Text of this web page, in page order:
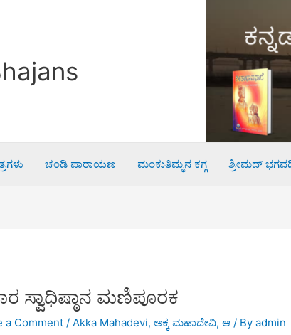
ಚಂಡಿ ಪಾರಾಯಣ ಮಂಕುತಿಮ್ಮನ ಕಗ್ಗ ಶ್ರೀಮದ್
ಸ್ವಾಧಿಷ್ಠಾನ ಮಣಿಪೂರಕ
a Comment /Akka Mahadevi,ಅಕ್ಕ ಮಹಾದೇವಿ,ಆ / Byadmin